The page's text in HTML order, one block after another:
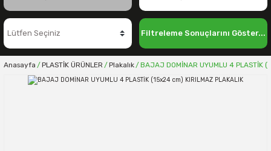
Filtreleme Sonuçlarını Göster...
Anasayfa PLASTİK ÜRÜNLER Plakalık BAJAJ DOMİNAR UYUMLU 4 PLASTİK